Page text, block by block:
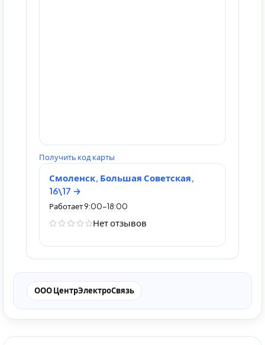
Смоленск, Большая Советская,
16\17
Работает 9:00-18:00
Нет отзывов
Получить код карты
ООО ЦентрЭлектроСвязь